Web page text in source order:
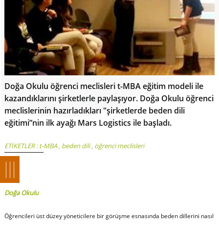
Doğa Okulu öğrenci meclisleri t-MBA eğitim modeli ile
kazandıklarını şirketlerle paylaşıyor. Doğa Okulu öğrenci
meclislerinin hazırladıkları "şirketlerde beden dili
eğitimi”nin ilk ayağı Mars Logistics ile başladı.
ETİKETLER :t-MBA, beden dili, öğrenci meclisleri
Doğa Okulu
Öğrencileri üst düzey yöneticilere bir görüşme esnasında beden dillerini nasıl